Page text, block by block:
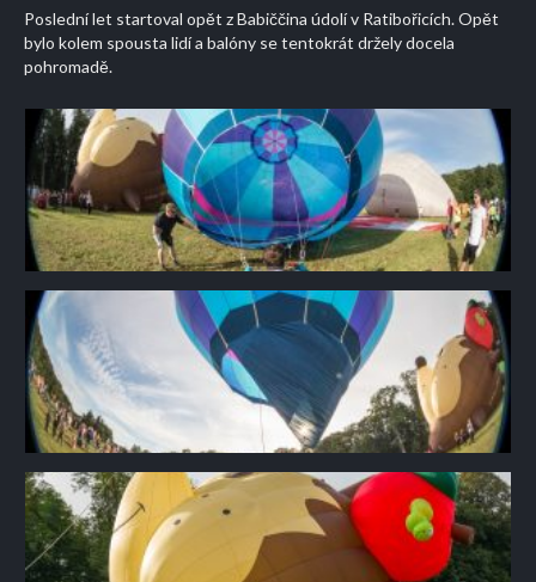
Poslední let startoval opět z Babiččina údolí v Ratibořicích. Opět
bylo kolem spousta lidí a balóny se tentokrát držely docela
pohromadě.